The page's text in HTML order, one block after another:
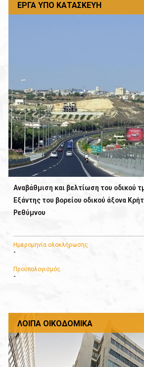
ΈΡΓΑ ΥΠΌ ΚΑΤΑΣΚΕΥΉ
Αναβάθμιση και βελτίωση του οδικού
Εξάντης του βορείου οδικού άξονα
Ρεθύμνου
Ημερομηνία ολοκλήρωσης
-
Προϋπολογισμός
-
ΛΟΙΠΆ ΟΙΚΟΔΟΜΙΚΆ